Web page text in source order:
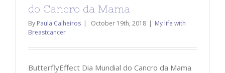
do Cancro da Mama
By Paula Calheiros | October 19th, 2018 | My life with
Breastcancer
ButterflyEffect Dia Mundial do Cancro da Mama